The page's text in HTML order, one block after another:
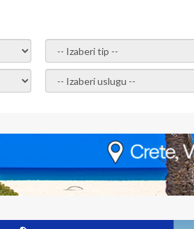
- izaberi tip -
- Izaberite uslugu -